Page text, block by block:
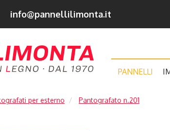
info@pannellilimonta.it
PANNELLI
per esterno Pantografato n.201